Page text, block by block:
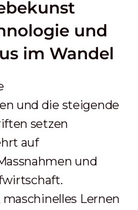
und
im Wandel
und die steigende
setzen
auf
und
Lernen